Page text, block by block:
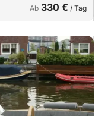
Ab 330 € / Tag